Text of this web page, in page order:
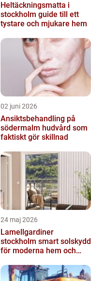
Heltäckningsmatta i
stockholm guide till ett
tystare och mjukare hem
02 juni 2026
Ansiktsbehandling på
södermalm hudvård som
faktiskt gör skillnad
24 maj 2026
Lamellgardiner
stockholm smart solskydd
för moderna hem och